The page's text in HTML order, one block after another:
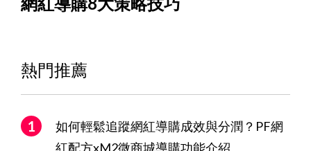
熱門推薦
如何輕鬆追蹤網紅導購成效與分潤？PF網
紅配方xM2微商城導購功能介紹